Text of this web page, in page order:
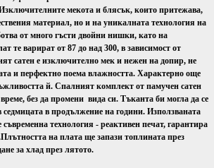
мекота и блясък, които притежава,
материал, но и на уникалната технология на
от много гъсти двойни нишки, като на
те варират от 87 до над 300, в зависимост от
сатен е изключително мек и нежен на допир, не
и перфектно поема влажността. Характерно още
й. Спалният комплект от памучен сатен
без да промени вида си. Тъканта би могла да се
седмицата в продължение на години. Използваната
съвременна технология - реактивен печат, гарантира
Плътността на плата ще запази топлината през
за хлад през лятото.